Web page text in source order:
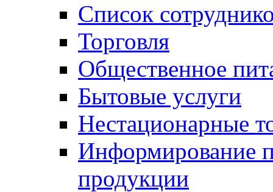
Список
Торговля
Общественное
Бытовые услуги
Нестационарные
Информирование
продукции